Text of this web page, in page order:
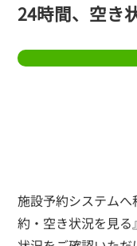
24時間、空き
施設予約システム
約・空き状況を見